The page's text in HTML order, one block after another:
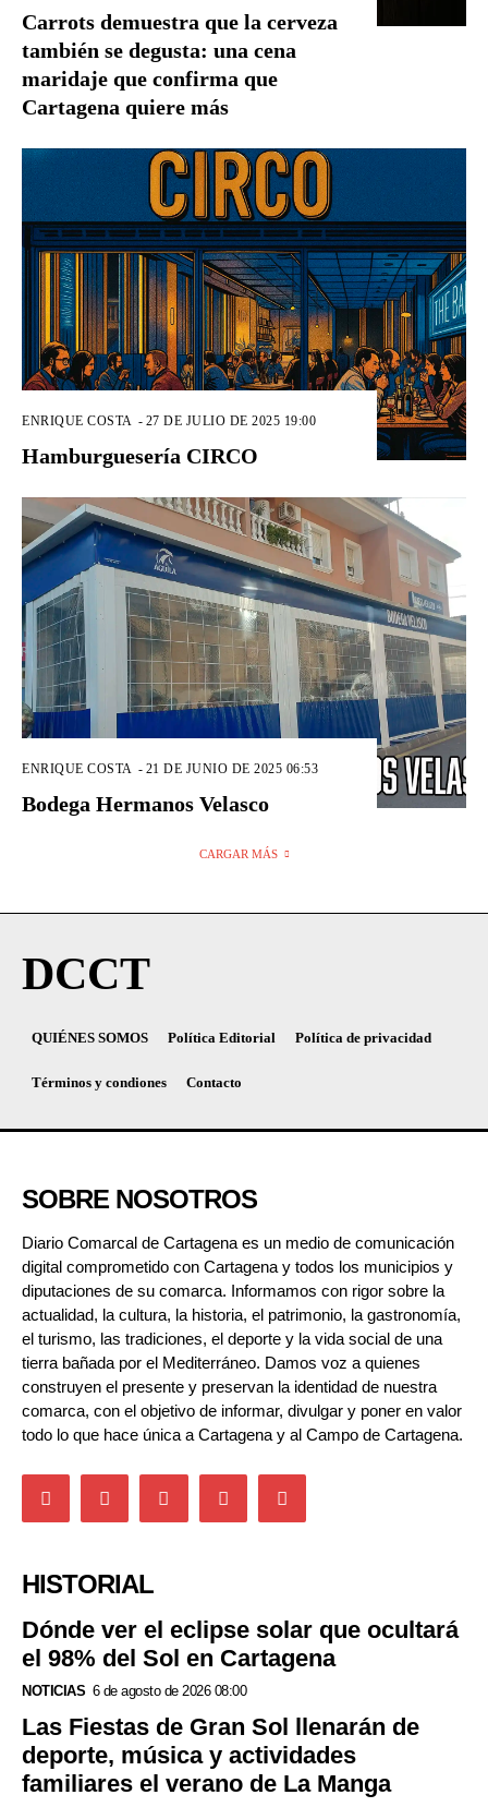
Carrots demuestra que la cerveza
también se degusta: una cena
maridaje que confirma que
Cartagena quiere más
ENRIQUE COSTA - 27 DE JULIO DE 2025 19:00
Hamburguesería CIRCO
ENRIQUE COSTA - 21 DE JUNIO DE 2025 06:53
Bodega Hermanos Velasco
CARGAR MÁS
DCCT
QUIÉNES SOMOS Política Editorial Política de privacidad
Términos y condiones Contacto
SOBRE NOSOTROS
Diario Comarcal de Cartagena es un medio de comunicación
digital comprometido con Cartagena y todos los municipios y
diputaciones de su comarca. Informamos con rigor sobre la
actualidad, la cultura, la historia, el patrimonio, la gastronomía,
el turismo, las tradiciones, el deporte y la vida social de una
tierra bañada por el Mediterráneo. Damos voz a quienes
construyen el presente y preservan la identidad de nuestra
comarca, con el objetivo de informar, divulgar y poner en valor
todo lo que hace única a Cartagena y al Campo de Cartagena.
HISTORIAL
Dónde ver el eclipse solar que ocultará
el 98% del Sol en Cartagena
NOTICIAS 6 de agosto de 2026 08:00
Las Fiestas de Gran Sol llenarán de
deporte, música y actividades
familiares el verano de La Manga